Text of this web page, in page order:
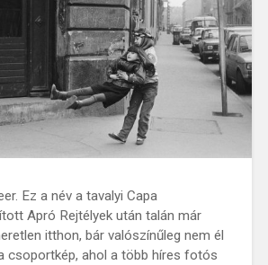
Ez a név a tavalyi Capa
Apró Rejtélyek után talán már
itthon, bár valószínűleg nem él
csoportkép, ahol a több híres fotós